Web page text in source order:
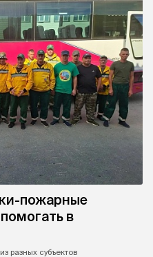
пожарные
в
разных субъектов